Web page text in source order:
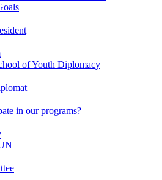
of Youth Diplomacy
in our programs?